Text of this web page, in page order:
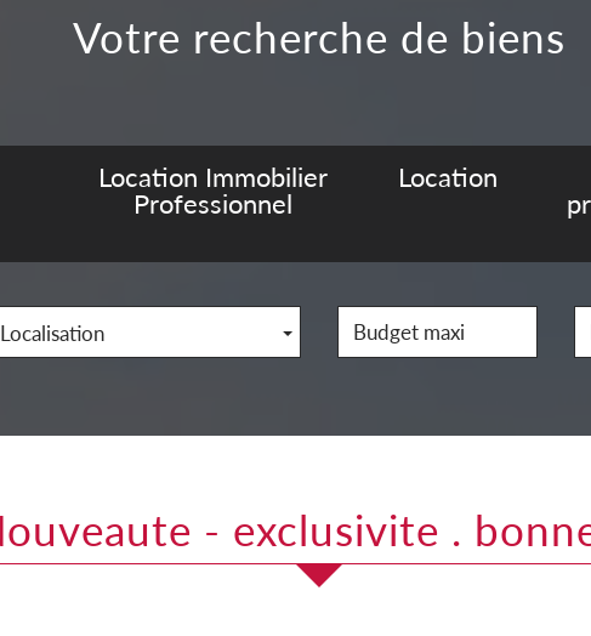
votre recherche de biens
Location Immobilier
Professionnel
Location
Localisation
nouveaute - exclusivite .